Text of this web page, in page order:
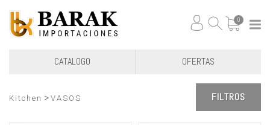
0
CATALOGO OFERTAS
Kitchen > VASOS FILTROS